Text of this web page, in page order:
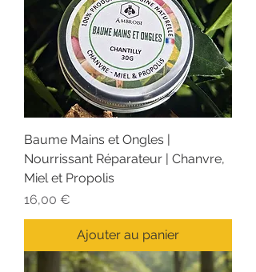
Baume Mains et Ongles |
Nourrissant Réparateur | Chanvre,
Miel et Propolis
Prix
16,00 €
Ajouter au panier